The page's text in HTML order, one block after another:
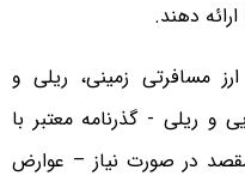
دهند.
دریافت 300 یورو ارز مسافرتی زمینی، ریلی و
و ریلی - گذرنامه معتبر با
مقصد در صورت نیاز – عوارض